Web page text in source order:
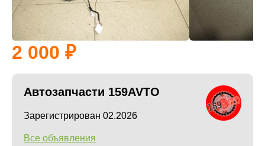
2 000
Автозапчасти 159AVTO
Зарегистрирован 02.2026
Все объявления